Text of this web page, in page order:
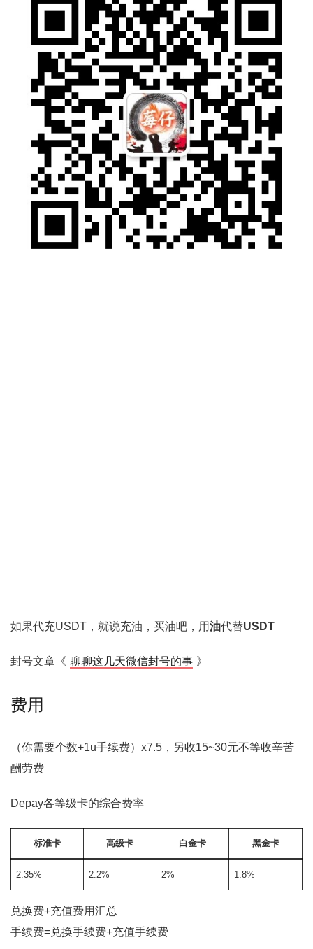
如果代充USDT，就说充油，买油吧，用油代替USDT
封号文章《 聊聊这几天微信封号的事 》
费用
（你需要个数+1u手续费）x7.5，另收15~30元不等收辛苦
酬劳费
Depay各等级卡的综合费率
标准卡 高级卡 白金卡 黑金卡
2.35% 2.2% 2% 1.8%
兑换费+充值费用汇总
手续费=兑换手续费+充值手续费